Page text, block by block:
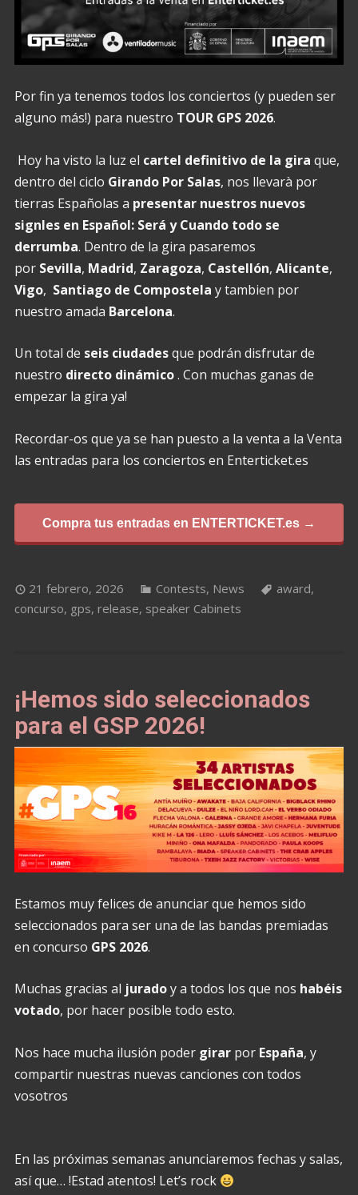
Por fin ya tenemos todos los conciertos (y pueden ser
alguno más!) para nuestro TOUR GPS 2026.
Hoy ha visto la luz el cartel definitivo de la gira que,
dentro del ciclo Girando Por Salas, nos llevarà por
tierras Españolas a presentar nuestros nuevos
signles en Español: Será y Cuando todo se
derrumba. Dentro de la gira pasaremos
por Sevilla, Madrid, Zaragoza, Castellón, Alicante,
Vigo, Santiago de Compostela y tambien por
nuestro amada Barcelona.
Un total de seis ciudadesque podrán disfrutar de
nuestro directo dinámico. Con muchas ganas de
empezar la gira ya!
Recordar-os que ya se han puesto a la venta a la Venta
las entradas para los conciertos en Enterticket.es
Compra tus entradas en ENTERTICKET.es →
21 febrero, 2026 Contests, News award,
concurso, gps, release, speaker Cabinets
¡Hemos sido seleccionados
para el GSP 2026!
Estamos muy felices de anunciar que hemos sido
seleccionados para ser una de las bandas premiadas
en concurso GPS 2026.
Muchas gracias al juradoy a todos los que nos habéis
votado, por hacer posible todo esto.
Nos hace mucha ilusión poder girarpor España, y
compartir nuestras nuevas canciones con todos
vosotros
En las próximas semanas anunciaremos fechas y salas,
así que… !Estad atentos! Let’s rock